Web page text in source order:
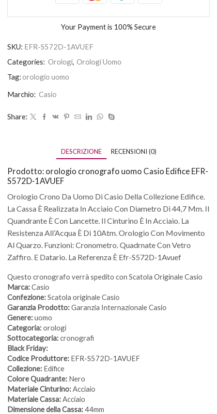
Your Payment is 100% Secure
SKU: EFR-S572D-1AVUEF
Categories: Orologi, Orologi Uomo
Tag: orologio uomo
Marchio: Casio
Share:
DESCRIZIONE RECENSIONI (0)
Prodotto: orologio cronografo uomo Casio Edifice EFR-
S572D-1AVUEF
Orologio Crono Da Uomo Di Casio Della Collezione Edifice.
La Cassa È Realizzata In Acciaio Con Diametro Di 44,7 Mm. Il
Quandrante È Con Lancette. Il Cinturino È In Acciaio. La
Resistenza All’Acqua È Di 10Atm. Orologio Con Movimento
Al Quarzo. Funzioni: Cronometro. Quadrnate Con Vetro
Zaffiro. E Datario. La Referenza È Efr-S572D-1Avuef
Questo cronografo verrà spedito con Scatola Originale Casio
Marca:Casio
Confezione:Scatola originale Casio
Garanzia Prodotto:Garanzia Internazionale Casio
Genere:uomo
Categoria:orologi
Sottocategoria:cronografi
Black Friday:
Codice Produttore: EFR-S572D-1AVUEF
Collezione: Edifice
Colore Quadrante: Nero
Materiale Cinturino:Acciaio
Materiale Cassa:Acciaio
Dimensione della Cassa:44mm